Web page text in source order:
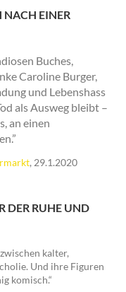
NACH EINER
Buches,
Caroline Burger,
und Lebenshass
als Ausweg bleibt –
an einen
, 29.1.2020
DER RUHE UND
kalter,
Und ihre Figuren
komisch.“